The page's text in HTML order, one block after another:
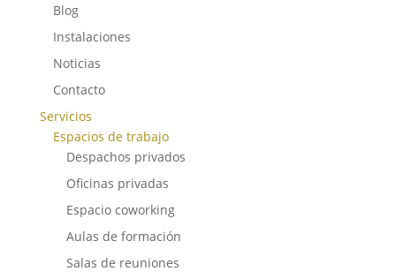
Blog
Instalaciones
Noticias
Contacto
Servicios
Espacios de trabajo
Despachos privados
Oficinas privadas
Espacio coworking
Aulas de formación
Salas de reuniones